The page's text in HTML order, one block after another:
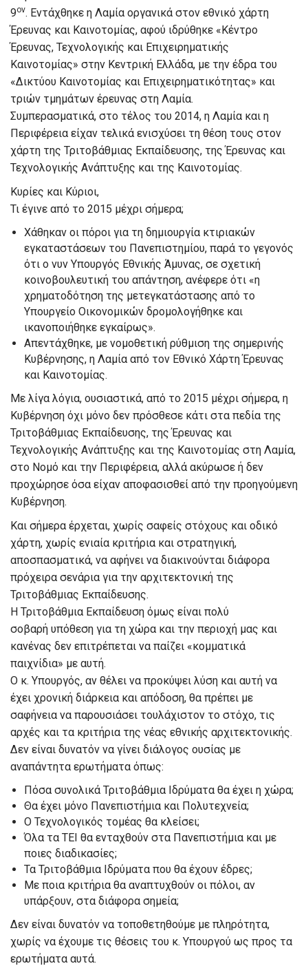
9ον. Εντάχθηκε η Λαμία οργανικά στον εθνικό χάρτη
Έρευνας και Καινοτομίας, αφού ιδρύθηκε «Κέντρο
Έρευνας, Τεχνολογικής και Επιχειρηματικής
Καινοτομίας» στην Κεντρική Ελλάδα, με την έδρα του
«Δικτύου Καινοτομίας και Επιχειρηματικότητας» και
τριών τμημάτων έρευνας στη Λαμία.
Συμπερασματικά, στο τέλος του 2014, η Λαμία και η
Περιφέρεια είχαν τελικά ενισχύσει τη θέση τους στον
χάρτη της Τριτοβάθμιας Εκπαίδευσης, της Έρευνας και
Τεχνολογικής Ανάπτυξης και της Καινοτομίας.
Κυρίες και Κύριοι,
Τι έγινε από το 2015 μέχρι σήμερα;
Χάθηκαν οι πόροι για τη δημιουργία κτιριακών
εγκαταστάσεων του Πανεπιστημίου, παρά το γεγονός
ότι ο νυν Υπουργός Εθνικής Άμυνας, σε σχετική
κοινοβουλευτική του απάντηση, ανέφερε ότι «η
χρηματοδότηση της μετεγκατάστασης από το
Υπουργείο Οικονομικών δρομολογήθηκε και
ικανοποιήθηκε εγκαίρως».
Απεντάχθηκε, με νομοθετική ρύθμιση της σημερινής
Κυβέρνησης, η Λαμία από τον Εθνικό Χάρτη Έρευνας
και Καινοτομίας.
Με λίγα λόγια, ουσιαστικά, από το 2015 μέχρι σήμερα, η
Κυβέρνηση όχι μόνο δεν πρόσθεσε κάτι στα πεδία της
Τριτοβάθμιας Εκπαίδευσης, της Έρευνας και
Τεχνολογικής Ανάπτυξης και της Καινοτομίας στη Λαμία,
στο Νομό και την Περιφέρεια, αλλά ακύρωσε ή δεν
προχώρησε όσα είχαν αποφασισθεί από την προηγούμενη
Κυβέρνηση.
Και σήμερα έρχεται, χωρίς σαφείς στόχους και οδικό
χάρτη, χωρίς ενιαία κριτήρια και στρατηγική,
αποσπασματικά, να αφήνει να διακινούνται διάφορα
πρόχειρα σενάρια για την αρχιτεκτονική της
Τριτοβάθμιας Εκπαίδευσης.
Η Τριτοβάθμια Εκπαίδευση όμως είναι πολύ
σοβαρή υπόθεση για τη χώρα και την περιοχή μας και
κανένας δεν επιτρέπεται να παίζει «κομματικά
παιχνίδια» με αυτή.
Ο κ. Υπουργός, αν θέλει να προκύψει λύση και αυτή να
έχει χρονική διάρκεια και απόδοση, θα πρέπει με
σαφήνεια να παρουσιάσει τουλάχιστον το στόχο, τις
αρχές και τα κριτήρια της νέας εθνικής αρχιτεκτονικής.
Δεν είναι δυνατόν να γίνει διάλογος ουσίας με
αναπάντητα ερωτήματα όπως:
Πόσα συνολικά Τριτοβάθμια Ιδρύματα θα έχει η χώρα;
Θα έχει μόνο Πανεπιστήμια και Πολυτεχνεία;
Ο Τεχνολογικός τομέας θα κλείσει;
Όλα τα ΤΕΙ θα ενταχθούν στα Πανεπιστήμια και με
ποιες διαδικασίες;
Τα Τριτοβάθμια Ιδρύματα που θα έχουν έδρες;
Με ποια κριτήρια θα αναπτυχθούν οι πόλοι, αν
υπάρξουν, στα διάφορα σημεία;
Δεν είναι δυνατόν να τοποθετηθούμε με πληρότητα,
χωρίς να έχουμε τις θέσεις του κ. Υπουργού ως προς τα
ερωτήματα αυτά.